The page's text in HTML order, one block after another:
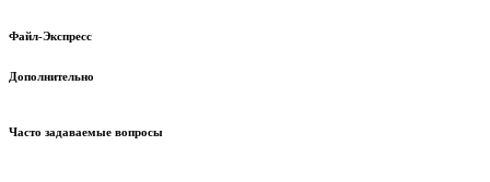
Файл-Экспресс
Дополнительно
Часто задаваемые вопросы